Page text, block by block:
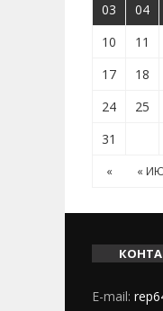
03
04
10
11
17
18
24
25
31
« «
E-mail: